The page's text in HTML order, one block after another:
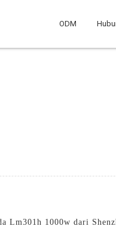
ODM
Lm301h 1000w dari